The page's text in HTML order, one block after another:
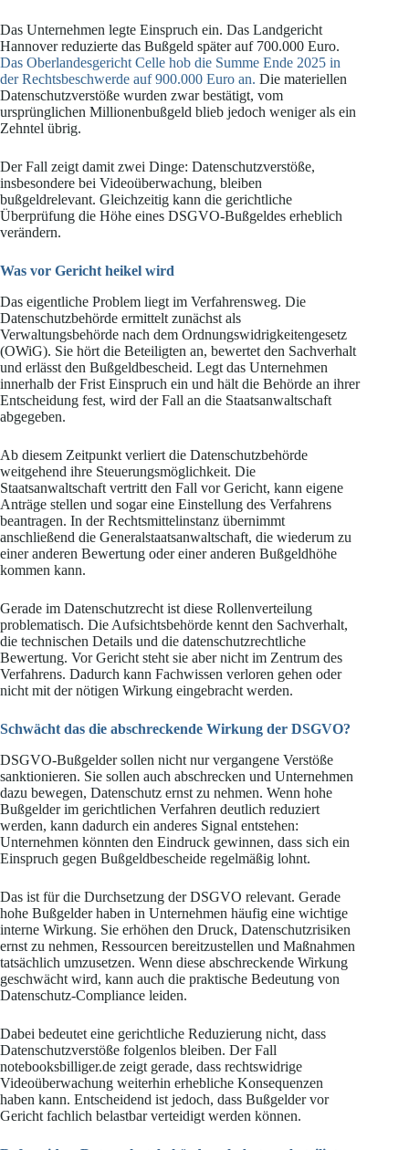
Das Unternehmen legte Einspruch ein. Das Landgericht
Hannover reduzierte das Bußgeld später auf 700.000 Euro.
Das Oberlandesgericht Celle hob die Summe Ende 2025 in
der Rechtsbeschwerde auf 900.000 Euro an. Die materiellen
Datenschutzverstöße wurden zwar bestätigt, vom
ursprünglichen Millionenbußgeld blieb jedoch weniger als ein
Zehntel übrig.
Der Fall zeigt damit zwei Dinge: Datenschutzverstöße,
insbesondere bei Videoüberwachung, bleiben
bußgeldrelevant. Gleichzeitig kann die gerichtliche
Überprüfung die Höhe eines DSGVO-Bußgeldes erheblich
verändern.
Was vor Gericht heikel wird
Das eigentliche Problem liegt im Verfahrensweg. Die
Datenschutzbehörde ermittelt zunächst als
Verwaltungsbehörde nach dem Ordnungswidrigkeitengesetz
(OWiG). Sie hört die Beteiligten an, bewertet den Sachverhalt
und erlässt den Bußgeldbescheid. Legt das Unternehmen
innerhalb der Frist Einspruch ein und hält die Behörde an ihrer
Entscheidung fest, wird der Fall an die Staatsanwaltschaft
abgegeben.
Ab diesem Zeitpunkt verliert die Datenschutzbehörde
weitgehend ihre Steuerungsmöglichkeit. Die
Staatsanwaltschaft vertritt den Fall vor Gericht, kann eigene
Anträge stellen und sogar eine Einstellung des Verfahrens
beantragen. In der Rechtsmittelinstanz übernimmt
anschließend die Generalstaatsanwaltschaft, die wiederum zu
einer anderen Bewertung oder einer anderen Bußgeldhöhe
kommen kann.
Gerade im Datenschutzrecht ist diese Rollenverteilung
problematisch. Die Aufsichtsbehörde kennt den Sachverhalt,
die technischen Details und die datenschutzrechtliche
Bewertung. Vor Gericht steht sie aber nicht im Zentrum des
Verfahrens. Dadurch kann Fachwissen verloren gehen oder
nicht mit der nötigen Wirkung eingebracht werden.
Schwächt das die abschreckende Wirkung der DSGVO?
DSGVO-Bußgelder sollen nicht nur vergangene Verstöße
sanktionieren. Sie sollen auch abschrecken und Unternehmen
dazu bewegen, Datenschutz ernst zu nehmen. Wenn hohe
Bußgelder im gerichtlichen Verfahren deutlich reduziert
werden, kann dadurch ein anderes Signal entstehen:
Unternehmen könnten den Eindruck gewinnen, dass sich ein
Einspruch gegen Bußgeldbescheide regelmäßig lohnt.
Das ist für die Durchsetzung der DSGVO relevant. Gerade
hohe Bußgelder haben in Unternehmen häufig eine wichtige
interne Wirkung. Sie erhöhen den Druck, Datenschutzrisiken
ernst zu nehmen, Ressourcen bereitzustellen und Maßnahmen
tatsächlich umzusetzen. Wenn diese abschreckende Wirkung
geschwächt wird, kann auch die praktische Bedeutung von
Datenschutz-Compliance leiden.
Dabei bedeutet eine gerichtliche Reduzierung nicht, dass
Datenschutzverstöße folgenlos bleiben. Der Fall
notebooksbilliger.de zeigt gerade, dass rechtswidrige
Videoüberwachung weiterhin erhebliche Konsequenzen
haben kann. Entscheidend ist jedoch, dass Bußgelder vor
Gericht fachlich belastbar verteidigt werden können.